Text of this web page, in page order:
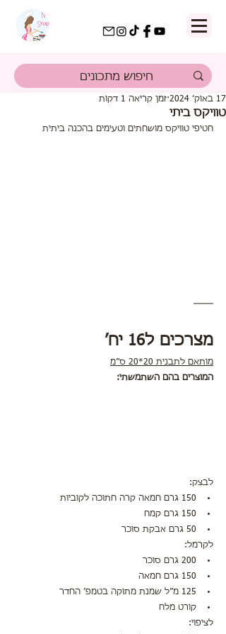
טוויקס ביתי
17 באוק׳ 2024 זמן קריאה 1 דקות
חטיפי טוויקס מושחתים וטעימים בהכנה ביתית
מצרכים ל16 יח׳
מותאם לתבנית 20*20 ס״מ
המוצרים בהם השתמשתי:
לבצק:
150 גרם חמאה קרה חתוכה לקוביות
150 גרם קמח
50 גרם אבקת סוכר
לקרמל:
200 גרם סוכר
150 גרם חמאה
125 מ״ל שמנת מתוקה בטמפ׳ החדר
קורט מלח
לציפוי: